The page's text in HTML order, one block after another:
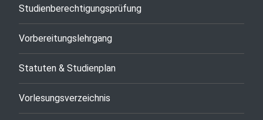
Studienberechtigungsprüfung
Vorbereitungslehrgang
Statuten & Studienplan
Vorlesungsverzeichnis